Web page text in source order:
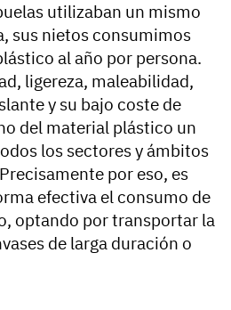
utilizaban un mismo
sus nietos consumimos
al año por persona.
ligereza, maleabilidad,
y su bajo coste de
del material plástico un
los sectores y ámbitos
por eso, es
efectiva el consumo de
optando por transportar la
de larga duración o